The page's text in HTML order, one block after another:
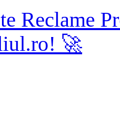
Reclame
🚀